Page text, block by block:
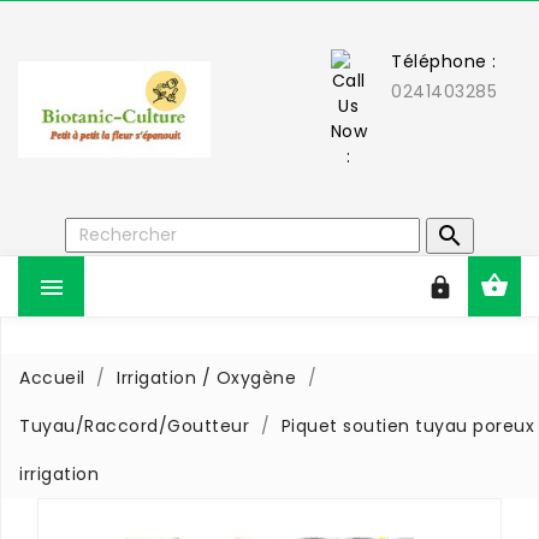
Téléphone :
0241403285



Accueil
Irrigation / Oxygène
Tuyau/Raccord/Goutteur
Piquet soutien tuyau poreux
irrigation